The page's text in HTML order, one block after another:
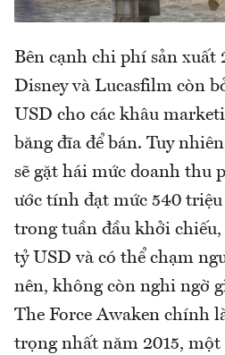
Bên cạnh chi phí sản xuất
Disney và Lucasfilm còn
USD cho các khâu
băng đĩa để bán. Tuy
sẽ gặt hái mức doanh thu
ước tính đạt mức 540
trong tuần đầu khởi chiếu,
tỷ USD và có thể chạm
nên, không còn nghi ngờ
The Force Awaken chính
trọng nhất năm 2015, một